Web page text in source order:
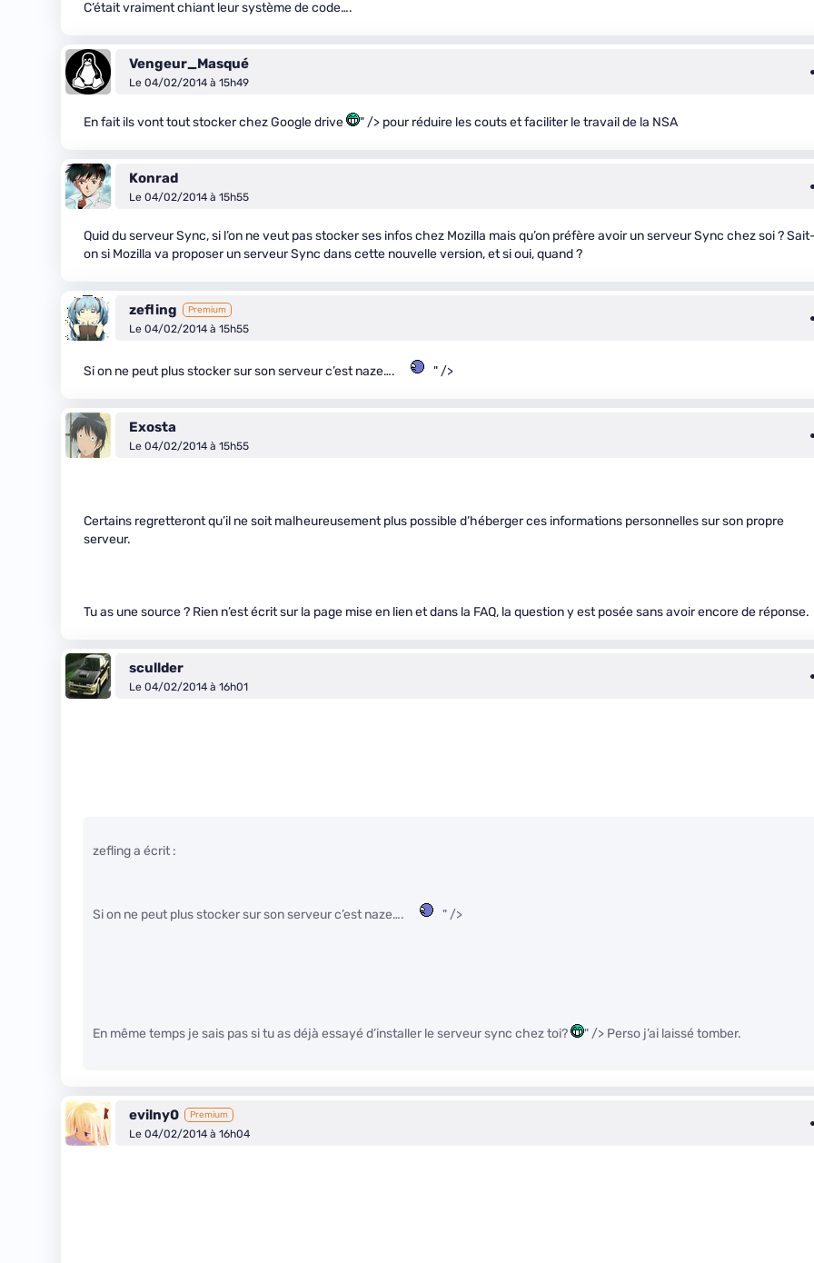
C’était vraiment chiant leur système de code….
Vengeur_Masqué
Le 04/02/2014 à 15h49
En fait ils vont tout stocker chez Google drive " /> pour réduire les couts et faciliter le travail de la NSA
Konrad
Le 04/02/2014 à 15h55
Quid du serveur Sync, si l’on ne veut pas stocker ses infos chez Mozilla mais qu’on préfère avoir un serveur Sync chez soi ?
on si Mozilla va proposer un serveur Sync dans cette nouvelle version, et si oui, quand ?
zefling Premium
Le 04/02/2014 à 15h55
Si on ne peut plus stocker sur son serveur c’est naze…. " />
Exosta
Le 04/02/2014 à 15h55
Certains regretteront qu’il ne soit malheureusement plus possible d’héberger ces informations personnelles sur son propre
serveur.
Tu as une source ? Rien n’est écrit sur la page mise en lien et dans la FAQ, la question y est posée sans avoir encore de réponse.
scullder
Le 04/02/2014 à 16h01
zefling a écrit :
Si on ne peut plus stocker sur son serveur c’est naze…. " />
En même temps je sais pas si tu as déjà essayé d’installer le serveur sync chez toi? " /> Perso j’ai laissé tomber.
evilny0 Premium
Le 04/02/2014 à 16h04